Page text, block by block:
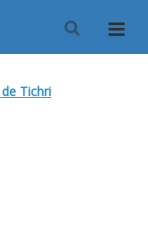
Tichri